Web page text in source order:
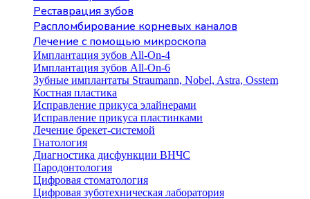
Реставрация зубов
Распломбирование корневых каналов
Лечение с помощью микроскопа
Имплантация зубов All-On-4
Имплантация зубов All-On-6
Зубные имплантаты Straumann, Nobel, Astra, Osstem
Костная пластика
Исправление прикуса элайнерами
Исправление прикуса пластинками
Лечение брекет-системой
Гнатология
Диагностика дисфункции ВНЧС
Пародонтология
Цифровая стоматология
Цифровая зуботехническая лаборатория